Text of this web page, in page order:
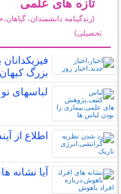
تازه های علمی
(زندگینامه دانشمندان،
تحصیلی)
بزرگ
لباس‎های نو و تمیز هم می‌توانند بیماری‌زا باشند!
اطلاع از
آیا نشانه